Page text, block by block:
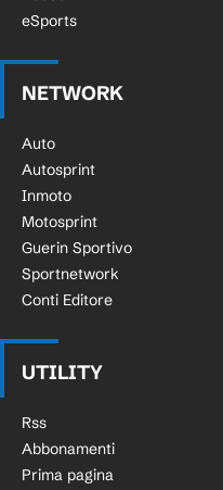
eSports
NETWORK
Auto
Autosprint
Inmoto
Motosprint
Guerin Sportivo
Sportnetwork
Conti Editore
UTILITY
Rss
Abbonamenti
Prima pagina